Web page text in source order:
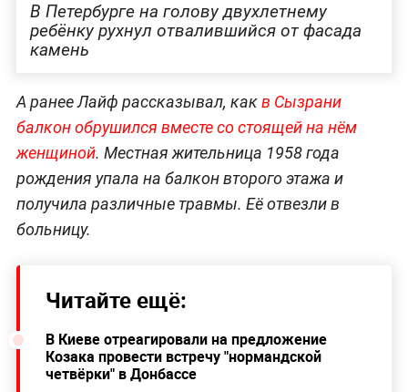
В Петербурге на голову двухлетнему
ребёнку рухнул отвалившийся от фасада
камень
А ранее Лайф рассказывал, какв Сызрани
балкон обрушился вместе со стоящей на нём
женщиной. Местная жительница 1958 года
рождения упала на балкон второго этажа и
получила различные травмы. Её отвезли в
больницу.
Читайте ещё:
В Киеве отреагировали на предложение
Козака провести встречу "нормандской
четвёрки" в Донбассе